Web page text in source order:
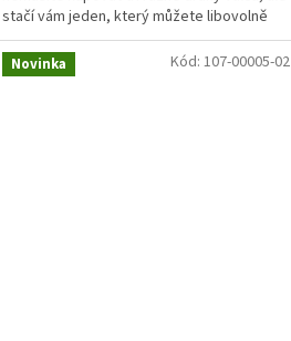
stačí vám jeden, který můžete libovolně
využívat dle...
Novinka Kód: 107-00005-02